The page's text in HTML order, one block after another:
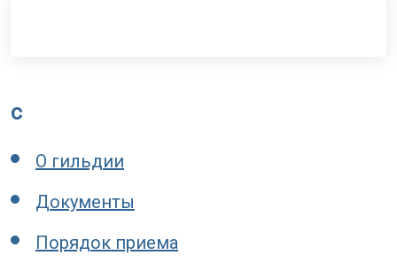
c
О гильдии
Документы
Порядок приема